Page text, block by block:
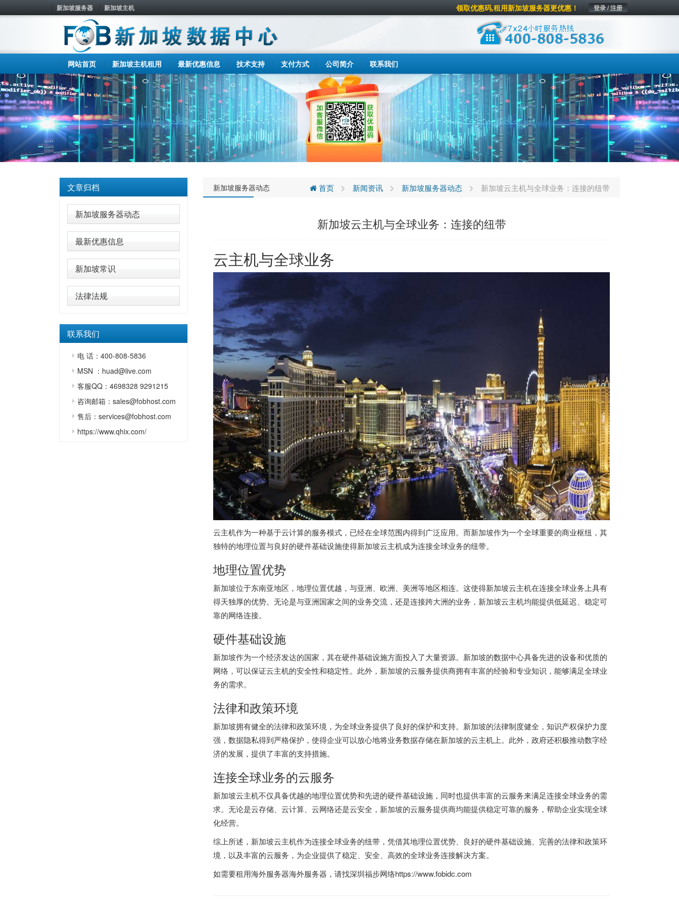
新加坡服务器 新加坡主机 登录 / 注册
领取优惠码,租用新加坡服务器更优惠！
网站首页 新加坡主机租用 最新优惠信息 技术支持 支付方式 公司简介 联系我们
文章归档
新加坡服务器动态
最新优惠信息
新加坡常识
法律法规
联系我们
电 话：400-808-5836
MSN ：huad@live.com
客服QQ：4698328 9291215
咨询邮箱：sales@fobhost.com
售后：services@fobhost.com
https://www.qhix.com/
新加坡服务器动态 首页 新闻资讯 新加坡服务器动态 新加坡云主机与全球业务：连接的纽带
新加坡云主机与全球业务：连接的纽带
云主机与全球业务
云主机作为一种基于云计算的服务模式，已经在全球范围内得到广泛应用。而新加坡作为一个全球重要的商业枢纽，其
独特的地理位置与良好的硬件基础设施使得新加坡云主机成为连接全球业务的纽带。
地理位置优势
新加坡位于东南亚地区，地理位置优越，与亚洲、欧洲、美洲等地区相连。这使得新加坡云主机在连接全球业务上具有
得天独厚的优势。无论是与亚洲国家之间的业务交流，还是连接跨大洲的业务，新加坡云主机均能提供低延迟、稳定可
靠的网络连接。
硬件基础设施
新加坡作为一个经济发达的国家，其在硬件基础设施方面投入了大量资源。新加坡的数据中心具备先进的设备和优质的
网络，可以保证云主机的安全性和稳定性。此外，新加坡的云服务提供商拥有丰富的经验和专业知识，能够满足全球业
务的需求。
法律和政策环境
新加坡拥有健全的法律和政策环境，为全球业务提供了良好的保护和支持。新加坡的法律制度健全，知识产权保护力度
强，数据隐私得到严格保护，使得企业可以放心地将业务数据存储在新加坡的云主机上。此外，政府还积极推动数字经
济的发展，提供了丰富的支持措施。
连接全球业务的云服务
新加坡云主机不仅具备优越的地理位置优势和先进的硬件基础设施，同时也提供丰富的云服务来满足连接全球业务的需
求。无论是云存储、云计算、云网络还是云安全，新加坡的云服务提供商均能提供稳定可靠的服务，帮助企业实现全球
化经营。
综上所述，新加坡云主机作为连接全球业务的纽带，凭借其地理位置优势、良好的硬件基础设施、完善的法律和政策环
境，以及丰富的云服务，为企业提供了稳定、安全、高效的全球业务连接解决方案。
如需要租用海外服务器海外服务器，请找深圳福步网络https://www.fobidc.com